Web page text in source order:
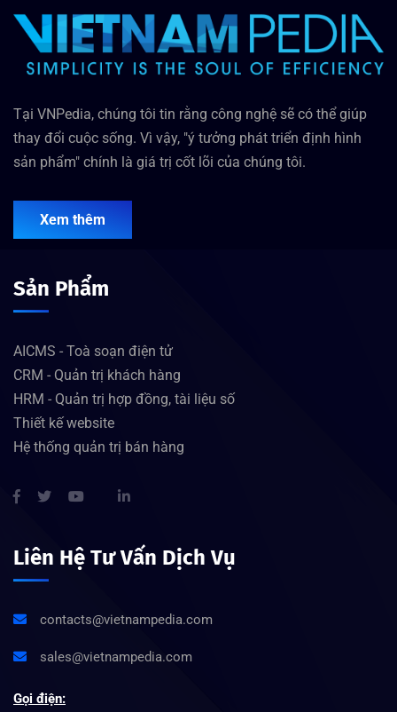
Tại VNPedia, chúng tôi tin rằng công nghệ sẽ có thể giúp
thay đổi cuộc sống. Vì vậy, "ý tưởng phát triển định hình
sản phẩm" chính là giá trị cốt lõi của chúng tôi.
Xem thêm
Sản Phẩm
AICMS - Toà soạn điện tử
CRM - Quản trị khách hàng
HRM - Quản trị hợp đồng, tài liệu số
Thiết kế website
Hệ thống quản trị bán hàng
Liên Hệ Tư Vấn Dịch Vụ
contacts@vietnampedia.com
sales@vietnampedia.com
Gọi điện: